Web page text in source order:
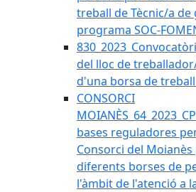
treball de Tècnic/a
programa SOC-
del lloc de
d'una borsa de
CONSORCI
bases reguladores
Consorci del
diferents borses de
l'àmbit de l'atenció a